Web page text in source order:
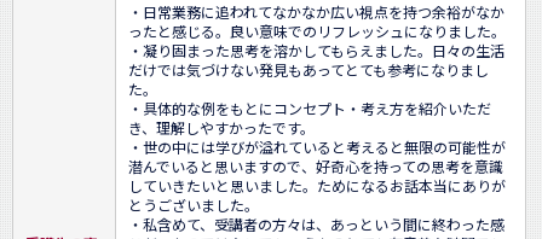
・日常業務に追われてなかなか広い視点を持つ余裕がなか
ったと感じる。良い意味でのリフレッシュになりました。
・凝り固まった思考を溶かしてもらえました。日々の生活
だけでは気づけない発見もあってとても参考になりまし
た。
・具体的な例をもとにコンセプト・考え方を紹介いただ
き、理解しやすかったです。
・世の中には学びが溢れていると考えると無限の可能性が
潜んでいると思いますので、好奇心を持っての思考を意識
していきたいと思いました。ためになるお話本当にありが
とうございました。
・私含めて、受講者の方々は、あっという間に終わった感